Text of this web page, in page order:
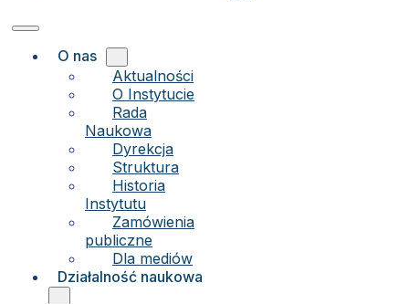
O nas
Aktualności
O Instytucie
Rada
Naukowa
Dyrekcja
Struktura
Historia
Instytutu
Zamówienia
publiczne
Dla mediów
Działalność naukowa